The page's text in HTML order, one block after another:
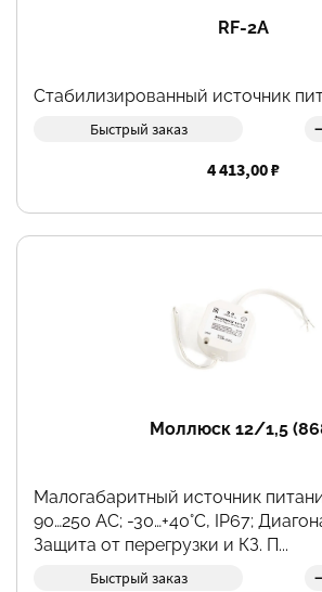
RF-2A
Стабилизированный источник
Быстрый заказ -
4 413,00 ₽
Моллюск 12/1,5
Малогабаритный источник
90…250 АС; -30…+40°C, IP67;
Защита от перегрузки и КЗ. П...
Быстрый заказ -